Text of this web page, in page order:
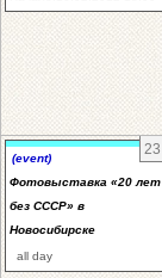
23
(event)
Фотовыставка «20 лет
без СССР» в
Новосибирске
all day